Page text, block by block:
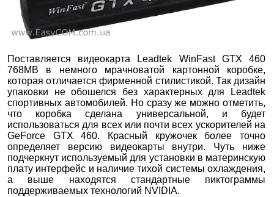
Поставляется видеокарта Leadtek WinFast GTX 460
768MB в немного мрачноватой картонной коробке,
которая отличается фирменной стилистикой. Так дизайн
упаковки не обошелся без характерных для Leadtek
спортивных автомобилей. Но сразу же можно отметить,
что коробка сделана универсальной, и будет
использоваться для всех или почти всех ускорителей на
GeForce GTX 460. Красный кружочек более точно
определяет версию видеокарты внутри. Чуть ниже
подчеркнут используемый для установки в материнскую
плату интерфейс и наличие тихой системы охлаждения,
а выше находятся стандартные пиктограммы
поддерживаемых технологий NVIDIA.